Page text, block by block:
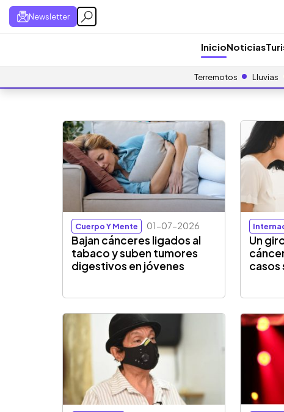
Newsletter
InicioNoticias
Terremotos Lluvias
Cuerpo Y Mente 01-07-2026
Bajan cánceres ligados al
tabaco y suben tumores
digestivos en jóvenes
Un
casos